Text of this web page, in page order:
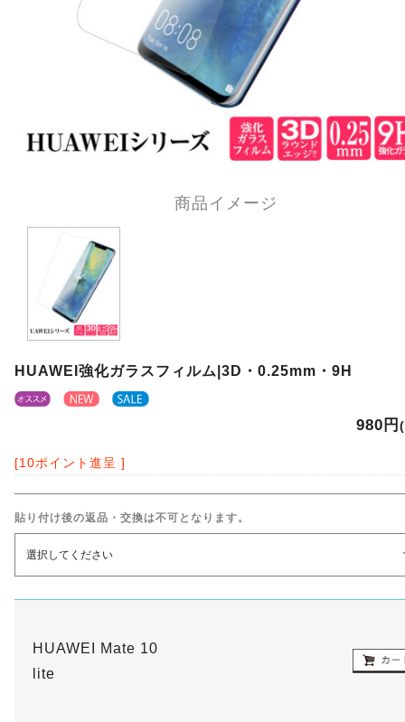
商品イメージ
HUAWEI強化ガラスフィルム|3D・0.25mm・9H
980円
[10ポイント進呈 ]
貼り付け後の返品・交換は不可となります。
HUAWEI Mate 10
lite